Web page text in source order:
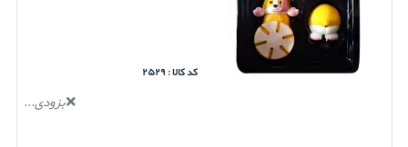
کد کالا : ۲۵۲۹
بزودی...